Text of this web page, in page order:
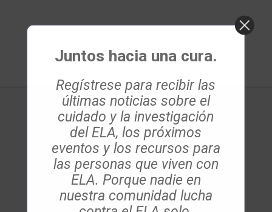
Les Turner ALS Foundation
info@es.lesturnerals.org
847 679 3311
Juntos hacia una cura.
Regístrese para recibir las
últimas noticias sobre el
cuidado y la investigación
del ELA, los próximos
eventos y los recursos para
las personas que viven con
ELA. Porque nadie en
nuestra comunidad lucha